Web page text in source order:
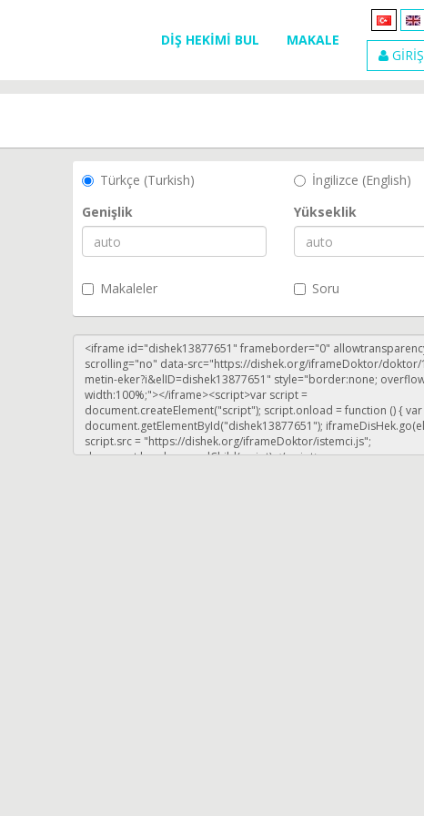
GİRİŞ
DİŞ HEKİMİ BUL MAKALE
Türkçe (Turkish)
İngilizce (English)
Genişlik
Yükseklik
Makaleler Soru